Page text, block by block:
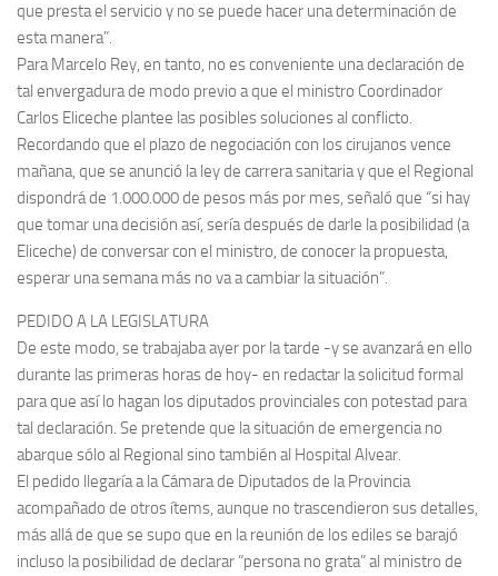
que presta el servicio y no se puede hacer una determinación de
esta manera”.
Para Marcelo Rey, en tanto, no es conveniente una declaración de
tal envergadura de modo previo a que el ministro Coordinador
Carlos Eliceche plantee las posibles soluciones al conflicto.
Recordando que el plazo de negociación con los cirujanos vence
mañana, que se anunció la ley de carrera sanitaria y que el Regional
dispondrá de 1.000.000 de pesos más por mes, señaló que “si hay
que tomar una decisión así, sería después de darle la posibilidad (a
Eliceche) de conversar con el ministro, de conocer la propuesta,
esperar una semana más no va a cambiar la situación”.
PEDIDO A LA LEGISLATURA
De este modo, se trabajaba ayer por la tarde -y se avanzará en ello
durante las primeras horas de hoy- en redactar la solicitud formal
para que así lo hagan los diputados provinciales con potestad para
tal declaración. Se pretende que la situación de emergencia no
abarque sólo al Regional sino también al Hospital Alvear.
El pedido llegaría a la Cámara de Diputados de la Provincia
acompañado de otros ítems, aunque no trascendieron sus detalles,
más allá de que se supo que en la reunión de los ediles se barajó
incluso la posibilidad de declarar “persona no grata” al ministro de